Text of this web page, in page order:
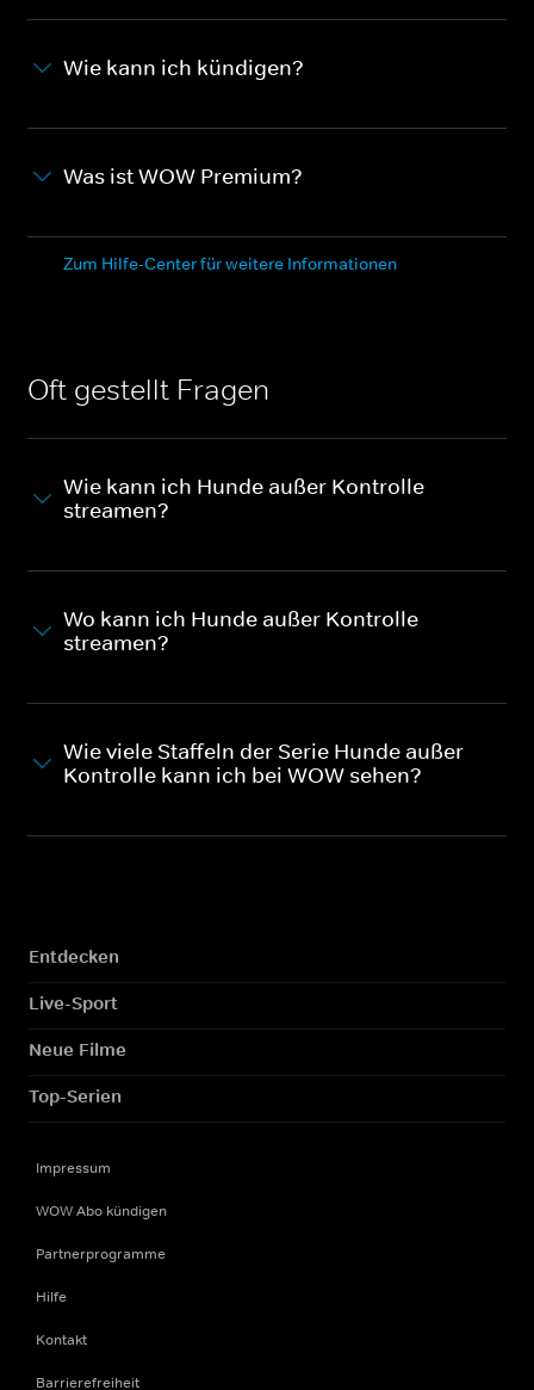
Wie kann ich kündigen?
Was ist WOW Premium?
Zum Hilfe-Center für weitere Informationen
Oft gestellt Fragen
Wie kann ich Hunde außer Kontrolle
streamen?
Wo kann ich Hunde außer Kontrolle
streamen?
Wie viele Staffeln der Serie Hunde außer
Kontrolle kann ich bei WOW sehen?
Entdecken
Live-Sport
Neue Filme
Top-Serien
Impressum
WOW Abo kündigen
Partnerprogramme
Hilfe
Kontakt
Barrierefreiheit